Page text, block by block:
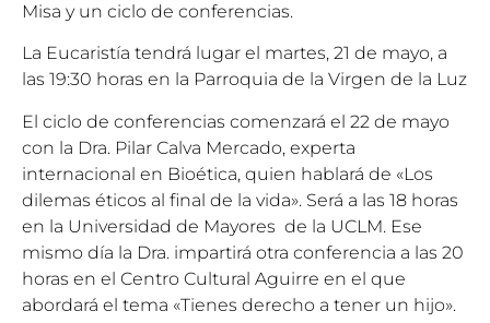
Misa y un ciclo de conferencias.
La Eucaristía tendrá lugar el martes, 21 de mayo, a
las 19:30 horas en la Parroquia de la Virgen de la Luz
El ciclo de conferencias comenzará el 22 de mayo
con la Dra. Pilar Calva Mercado, experta
internacional en Bioética, quien hablará de «Los
dilemas éticos al final de la vida». Será a las 18 horas
en la Universidad de Mayores de la UCLM. Ese
mismo día la Dra. impartirá otra conferencia a las 20
horas en el Centro Cultural Aguirre en el que
abordará el tema «Tienes derecho a tener un hijo».